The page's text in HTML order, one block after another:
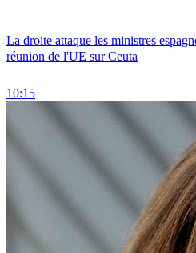
La droite attaque les ministres
réunion de l'UE sur Ceuta
10:15